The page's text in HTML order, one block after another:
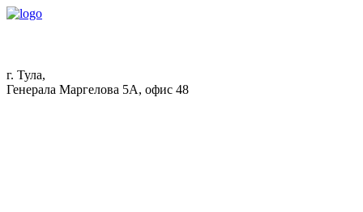
г. Тула,
Генерала Маргелова 5А, офис 48